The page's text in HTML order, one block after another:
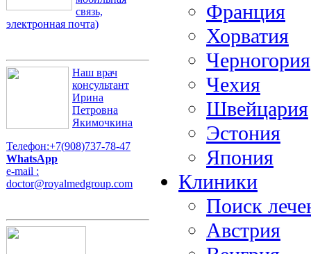
связь,
электронная почта)
Наш врач
консультант
Ирина
Петровна
Якимочкина
Телефон:+7(908)737-78-47
WhatsApp
e-mail :
doctor@royalmedgroup.com
Франция
Хорватия
Черногория
Чехия
Швейцария
Эстония
Япония
Клиники
Поиск
Австрия